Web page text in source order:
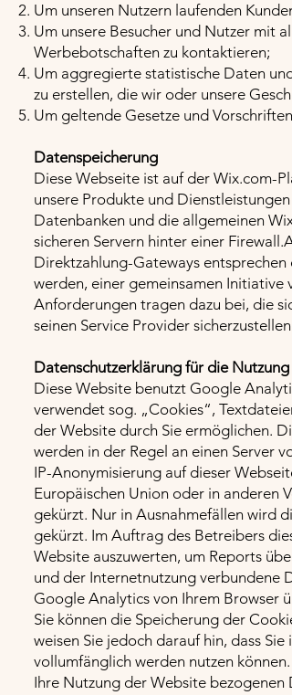
Um unseren Nutzern laufenden
Um unsere Besucher und Nutzer mit
Werbebotschaften zu kontaktieren;
Um aggregierte statistische Daten
zu erstellen, die wir oder unsere
Um geltende Gesetze und Vorschriften
Datenspeicherung
Diese Webseite ist auf der Wix.com-
unsere Produkte und
Datenbanken und die allgemeinen
sicheren Servern hinter einer
Direktzahlung-Gateways
werden, einer gemeinsamen Initiative
Anforderungen tragen dazu bei, die
seinen Service Provider sicherzustellen.
Datenschutzerklärung für die Nutzung
Diese Website benutzt Google
verwendet sog. „Cookies“,
der Website durch Sie ermöglichen.
werden in der Regel an einen Server
IP-Anonymisierung auf dieser
Europäischen Union oder in anderen
gekürzt. Nur in Ausnahmefällen wird
gekürzt. Im Auftrag des Betreibers
Website auszuwerten, um Reports
und der Internetnutzung verbundene
Google Analytics von Ihrem Browser
Sie können die Speicherung der
weisen Sie jedoch darauf hin, dass
vollumfänglich werden nutzen
Ihre Nutzung der Website